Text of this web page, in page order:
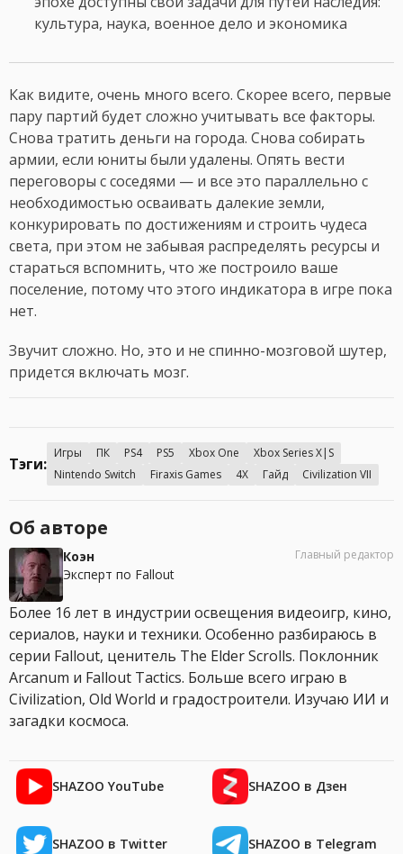
культура, наука, военное дело и экономика
Как видите, очень много всего. Скорее всего, первые
пару партий будет сложно учитывать все факторы.
Снова тратить деньги на города. Снова собирать
армии, если юниты были удалены. Опять вести
переговоры с соседями — и все это параллельно с
необходимостью осваивать далекие земли,
конкурировать по достижениям и строить чудеса
света, при этом не забывая распределять ресурсы и
стараться вспомнить, что же построило ваше
поселение, потому что этого индикатора в игре пока
нет.
Звучит сложно. Но, это и не спинно-мозговой шутер,
придется включать мозг.
Тэги:
Игры ПК PS4 PS5 Xbox One
Xbox Series X|S
Nintendo Switch
Firaxis Games 4X Гайд Civilization VII
Об авторе
Коэн
Эксперт по Fallout
Главный редактор
Более 16 лет в индустрии освещения видеоигр, кино,
сериалов, науки и техники. Особенно разбираюсь в
серии Fallout, ценитель The Elder Scrolls. Поклонник
Arcanum и Fallout Tactics. Больше всего играю в
Civilization, Old World и градостроители. Изучаю ИИ и
загадки космоса.
SHAZOO YouTube SHAZOO в Дзен
SHAZOO в Twitter SHAZOO в Telegram